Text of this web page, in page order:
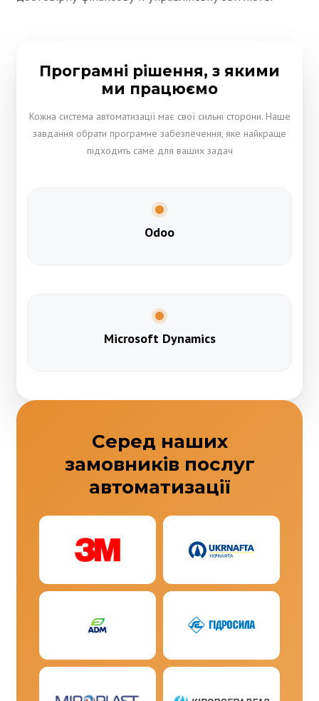
Програмні рішення, з якими
ми працюємо
Кожна система автоматизації має свої сильні сторони. Наше
завдання обрати програмне забезпечення, яке найкраще
підходить саме для ваших задач
Odoo
Microsoft Dynamics
Серед наших
замовників послуг
автоматизації